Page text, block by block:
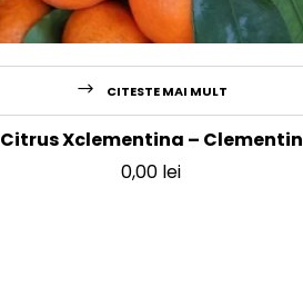
CITESTE MAI MULT
Citrus Xclementina – Clementin
0,00 lei